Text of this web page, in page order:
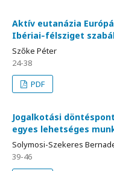
Aktív eutanázia
Ibériai‑félsziget
Szőke Péter
24-38
PDF
Jogalkotási
egyes lehetséges
Solymosi-Szekeres
39-46